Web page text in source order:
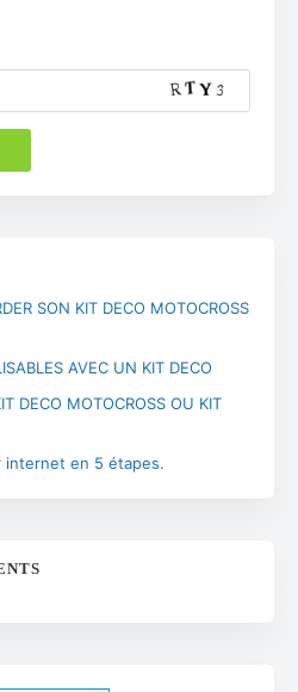
SON KIT DECO MOTOCROSS
AVEC UN KIT DECO
DECO MOTOCROSS OU KIT
internet en 5 étapes.